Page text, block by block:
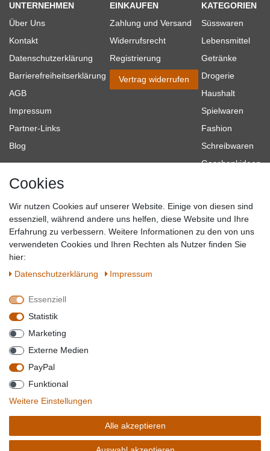
UNTERNEHMEN
Über Uns
Kontakt
Datenschutzerklärung
Barrierefreiheitserklärung
AGB
Impressum
Partner-Links
Blog
EINKAUFEN
Zahlung und Versand
Widerrufsrecht
Registrierung
Vertrag widerrufen
KATEGORIEN
Süsswaren
Lebensmittel
Getränke
Drogerie
Haushalt
Spielwaren
Fashion
Schreibwaren
Geschenkideen
Topmarken
SICHER EINKAUFEN
QUALITÄT
WIR AKZEPTIEREN
*Alle Preise verstehen sich inkl. MwSt. zzgl. Versandkosten. **Gilt für Lieferungen
innerhalb deutschlands, Lieferzeiten für andere Länder entnehmen Sie bitte der
Schaltfäche mit denVersandinformationen. *** Bei den ausgewiesenen Versandkosten
handelt es sich um die StandardVersandkostenfür Deutschland, diese ändern sich je
nach Auswahl Ihres Lieferlandes.
Cookies
Wir nutzen Cookies auf unserer Website. Einige von diesen sind
essenziell, während andere uns helfen, diese Website und Ihre
Erfahrung zu verbessern. Weitere Informationen zu den von uns
verwendeten Cookies und Ihren Rechten als Nutzer finden Sie
hier:
Daten­schutz­erklärung
Impressum
Essenziell
Statistik
Marketing
Externe Medien
PayPal
Funktional
Weitere Einstellungen
Alle akzeptieren